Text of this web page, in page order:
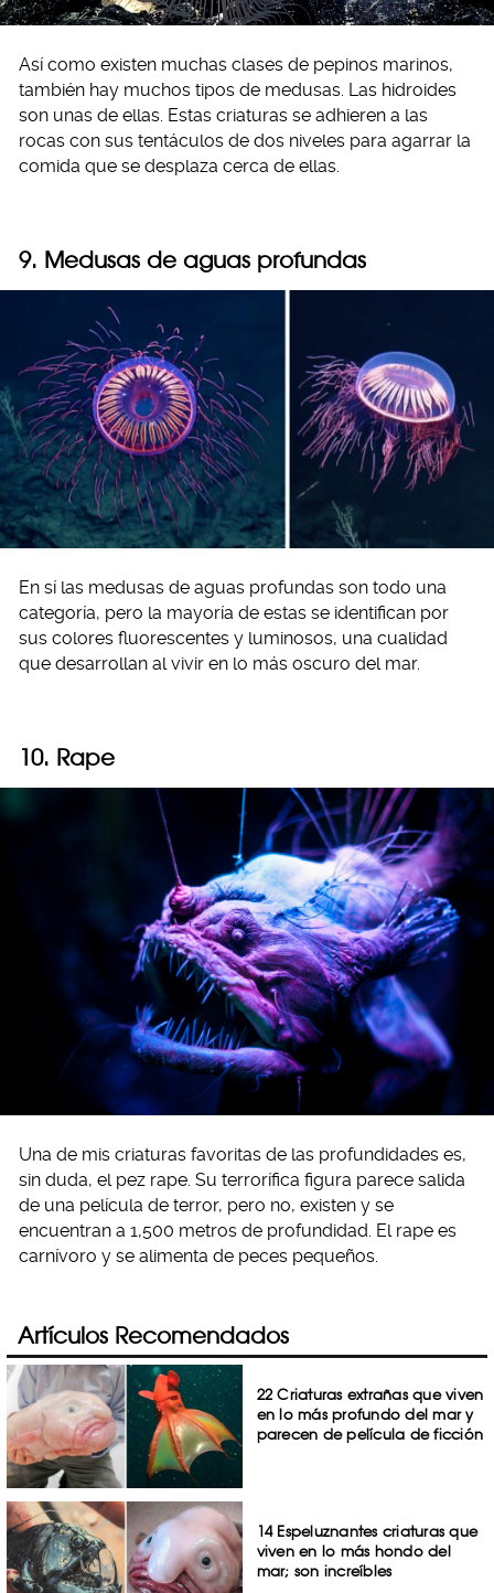
Así como existen muchas clases de pepinos marinos,
también hay muchos tipos de medusas. Las hidroides
son unas de ellas. Estas criaturas se adhieren a las
rocas con sus tentáculos de dos niveles para agarrar la
comida que se desplaza cerca de ellas.
9. Medusas de aguas profundas
En sí las medusas de aguas profundas son todo una
categoría, pero la mayoría de estas se identifican por
sus colores fluorescentes y luminosos, una cualidad
que desarrollan al vivir en lo más oscuro del mar.
10. Rape
Una de mis criaturas favoritas de las profundidades es,
sin duda, el pez rape. Su terrorífica figura parece salida
de una película de terror, pero no, existen y se
encuentran a 1,500 metros de profundidad. El rape es
carnívoro y se alimenta de peces pequeños.
Artículos Recomendados
22 Criaturas extrañas que viven
en lo más profundo del mar y
parecen de película de ficción
14 Espeluznantes criaturas que
viven en lo más hondo del
mar; son increíbles